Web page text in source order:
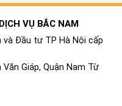
VỤ BẮC NAM
và Đầu tư TP Hà Nội cấp
Giáp, Quận Nam Từ